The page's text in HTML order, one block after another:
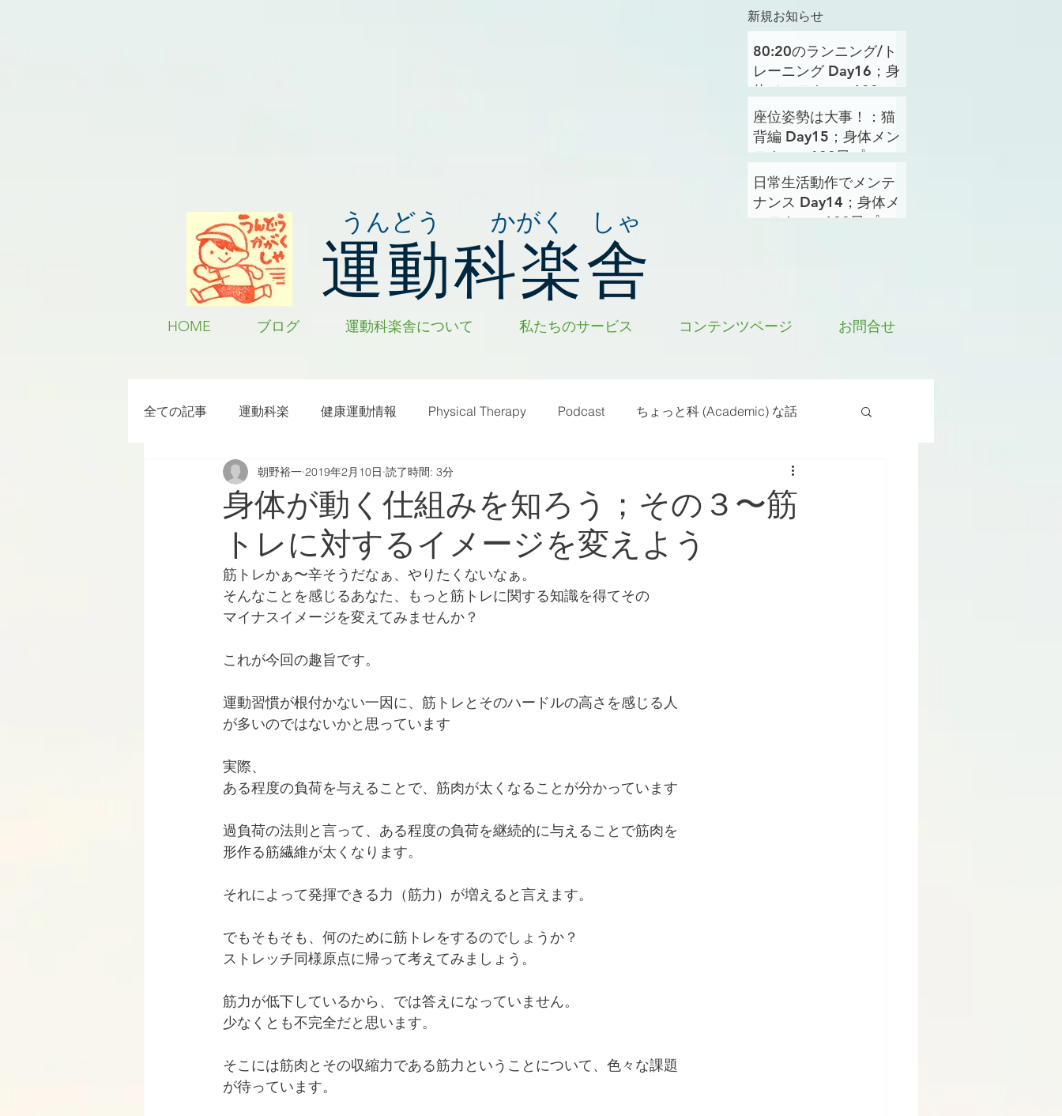
新規お知らせ
うんどう かがく しゃ
運動科楽舎
80:20のランニング/ト
レーニング Day16；身
体メンテナンス100日
プロジェクト
座位姿勢は大事！：猫
背編 Day15；身体メン
テナンス100日プロジ
ェクト
日常生活動作でメンテ
ナンス Day14；身体メ
ンテナンス100日プロ
HOME ブログ 運動科楽舎について 私たちのサービス コンテンツページ お問合せ
全ての記事 運動科楽 健康運動情報 Physical Therapy Podcast ちょっと科 (Academic) な話
ちょっと楽 (Entertainment) な話 雑感その他
ラグビー カラダフリー 身体運動 姿勢 バランス バランス能力
ボクシング YouTube 身体メンテ ヨガ 腰痛予防
身体が動く仕組みを知ろう；その３〜筋
トレに対するイメージを変えよう
朝野裕一 2019年2月10日 読了時間: 3分
筋トレかぁ〜辛そうだなぁ、やりたくないなぁ。
そんなことを感じるあなた、もっと筋トレに関する知識を得てその
マイナスイメージを変えてみませんか？
これが今回の趣旨です。
運動習慣が根付かない一因に、筋トレとそのハードルの高さを感じる人
が多いのではないかと思っています
実際、
ある程度の負荷を与えることで、筋肉が太くなることが分かっています
過負荷の法則と言って、ある程度の負荷を継続的に与えることで筋肉を
形作る筋繊維が太くなります。
それによって発揮できる力（筋力）が増えると言えます。
でもそもそも、何のために筋トレをするのでしょうか？
ストレッチ同様原点に帰って考えてみましょう。
筋力が低下しているから、では答えになっていません。
少なくとも不完全だと思います。
そこには筋肉とその収縮力である筋力ということについて、色々な課題
が待っています。